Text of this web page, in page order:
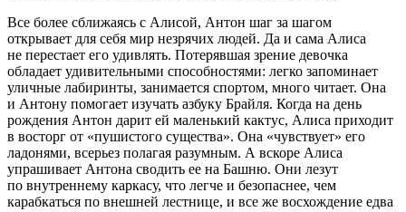
Все более сближаясь с Алисой, Антон шаг за шагом
открывает для себя мир незрячих людей. Да и сама Алиса
не перестает его удивлять. Потерявшая зрение девочка
обладает удивительными способностями: легко запоминает
уличные лабиринты, занимается спортом, много читает. Она
и Антону помогает изучать азбуку Брайля. Когда на день
рождения Антон дарит ей маленький кактус, Алиса приходит
в восторг от «пушистого существа». Она «чувствует» его
ладонями, всерьез полагая разумным. А вскоре Алиса
упрашивает Антона сводить ее на Башню. Они лезут
по внутреннему каркасу, что легче и безопаснее, чем
карабкаться по внешней лестнице, и все же восхождение едва